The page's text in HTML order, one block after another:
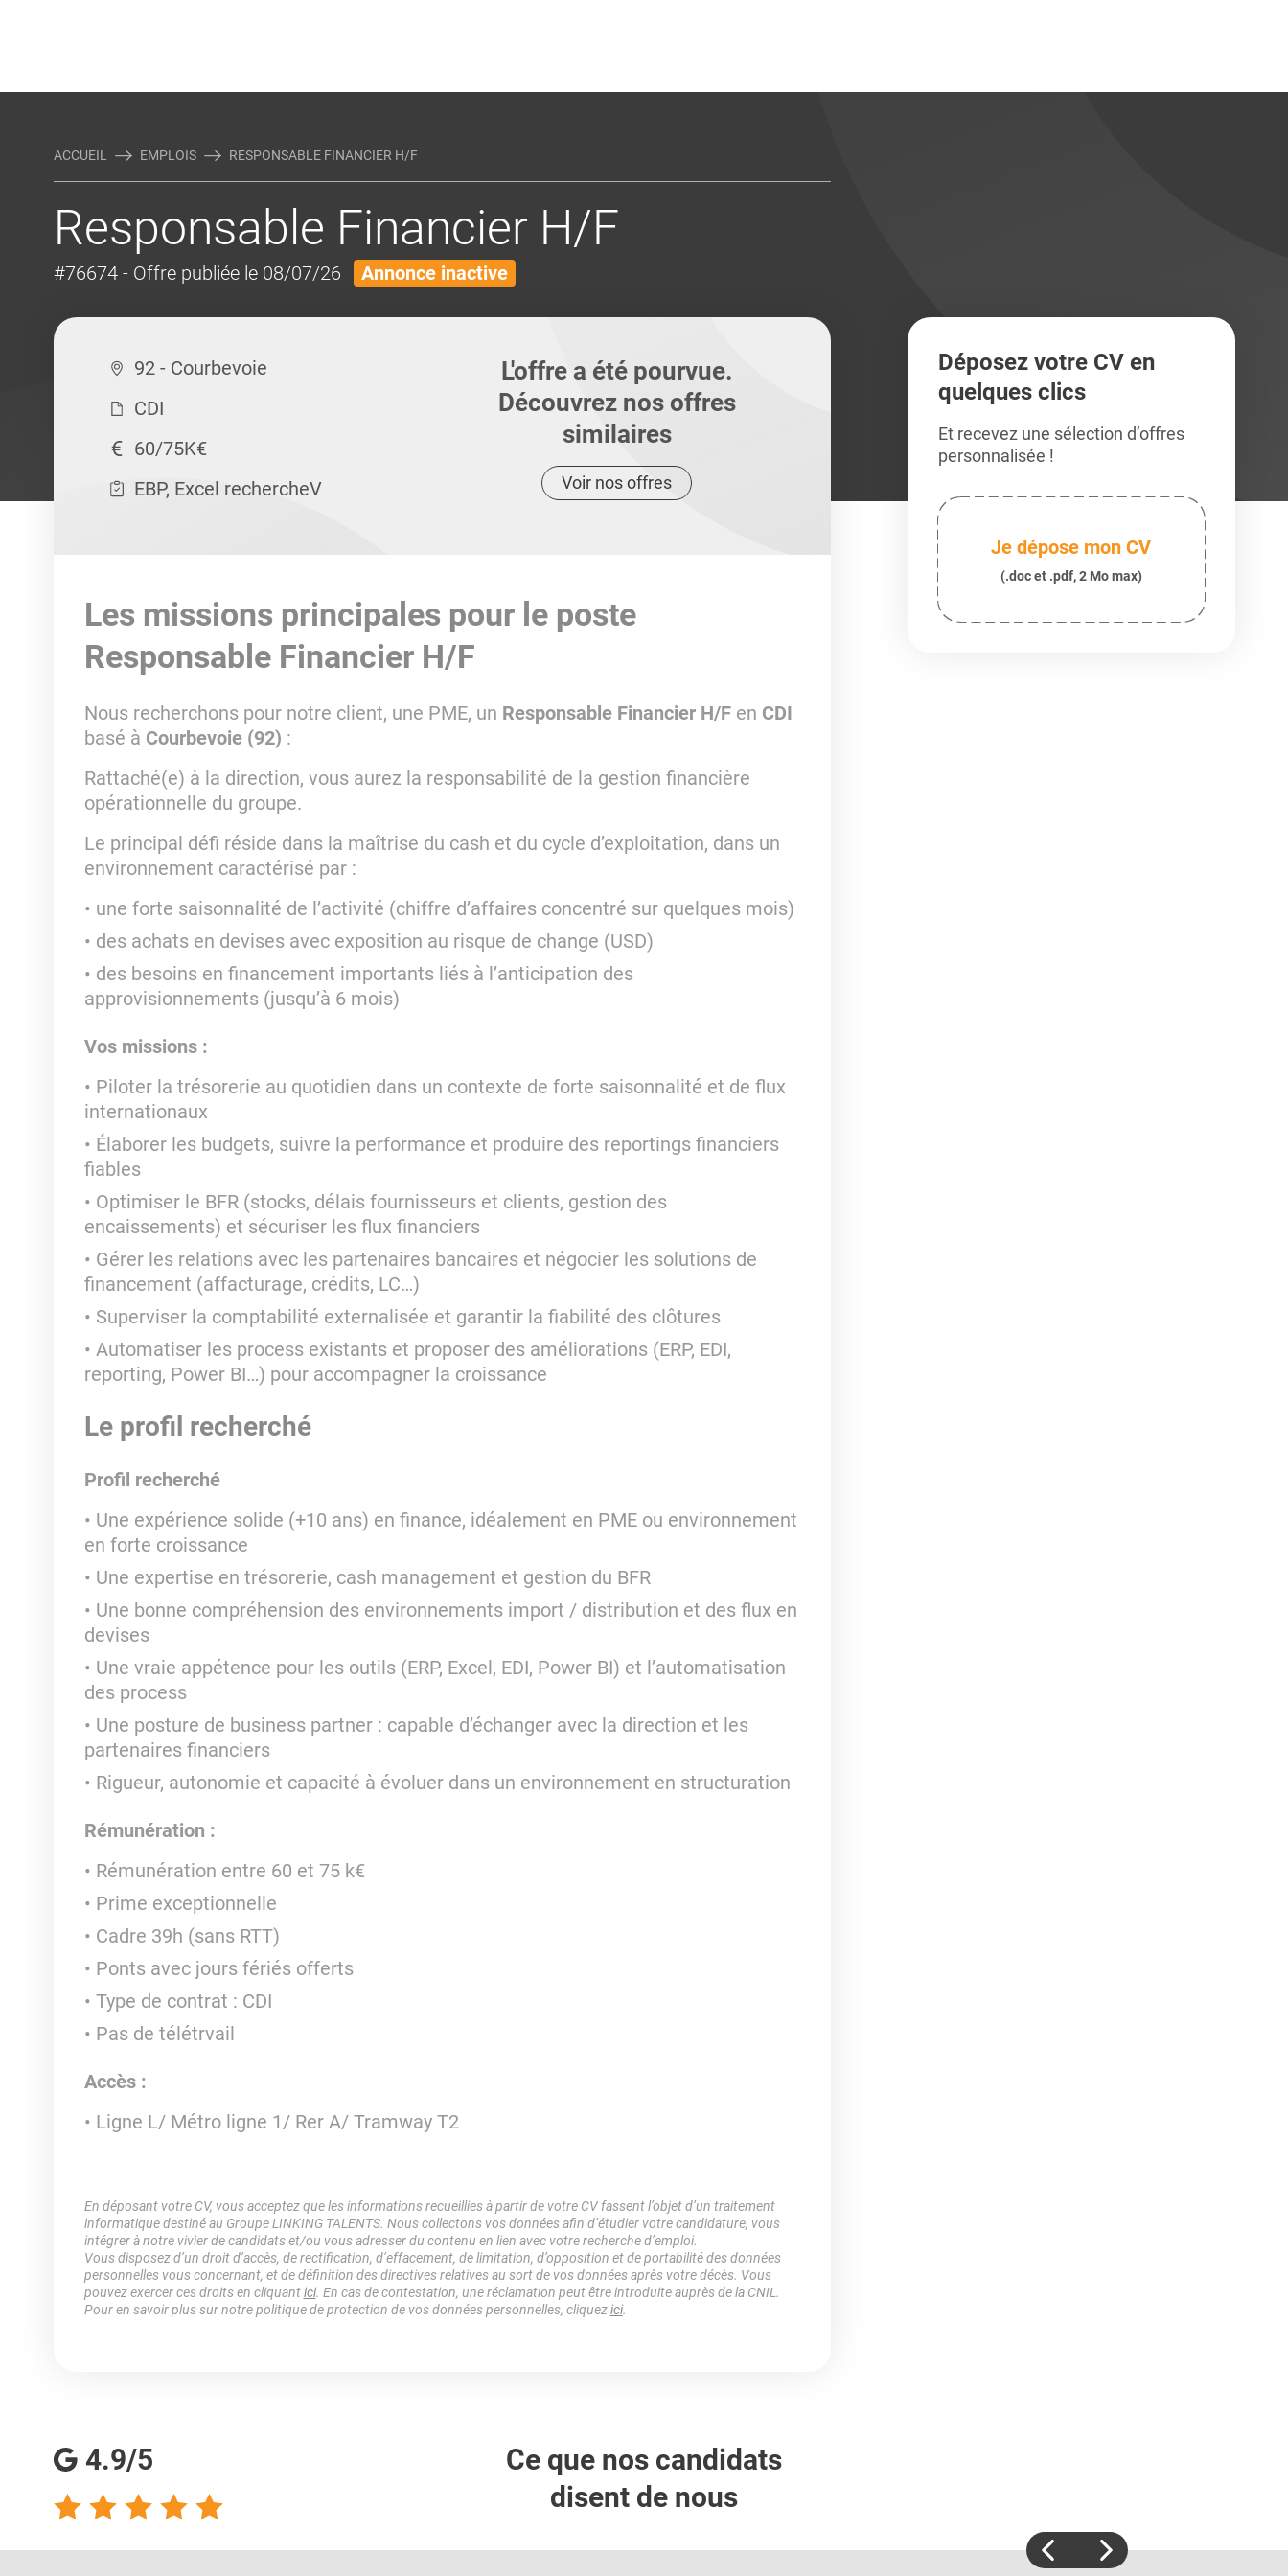
ACCUEIL EMPLOIS RESPONSABLE FINANCIER H/F
Responsable Financier H/F
#76674 - Offre publiée le 08/07/26 Annonce inactive
92 - Courbevoie
CDI
60/75K€
EBP, Excel rechercheV
L'offre a été pourvue.
Découvrez nos offres
similaires
Voir nos offres
Les missions principales pour le poste
Responsable Financier H/F
Nous recherchons pour notre client, une PME, un Responsable Financier H/Fen CDI
basé à Courbevoie (92) :
Rattaché(e) à la direction, vous aurez la responsabilité de la gestion financière
opérationnelle du groupe.
Le principal défi réside dans la maîtrise du cash et du cycle d’exploitation, dans un
environnement caractérisé par :
une forte saisonnalité de l’activité (chiffre d’affaires concentré sur quelques mois)
des achats en devises avec exposition au risque de change (USD)
des besoins en financement importants liés à l’anticipation des
approvisionnements (jusqu’à 6 mois)
Vos missions :
Piloter la trésorerie au quotidien dans un contexte de forte saisonnalité et de flux
internationaux
Élaborer les budgets, suivre la performance et produire des reportings financiers
fiables
Optimiser le BFR (stocks, délais fournisseurs et clients, gestion des
encaissements) et sécuriser les flux financiers
Gérer les relations avec les partenaires bancaires et négocier les solutions de
financement (affacturage, crédits, LC…)
Superviser la comptabilité externalisée et garantir la fiabilité des clôtures
Automatiser les process existants et proposer des améliorations (ERP, EDI,
reporting, Power BI…) pour accompagner la croissance
Le profil recherché
Profil recherché
Une expérience solide (+10 ans) en finance, idéalement en PME ou environnement
en forte croissance
Une expertise en trésorerie, cash management et gestion du BFR
Une bonne compréhension des environnements import / distribution et des flux en
devises
Une vraie appétence pour les outils (ERP, Excel, EDI, Power BI) et l’automatisation
des process
Une posture de business partner : capable d’échanger avec la direction et les
partenaires financiers
Rigueur, autonomie et capacité à évoluer dans un environnement en structuration
Rémunération :
Rémunération entre 60 et 75 k€
Prime exceptionnelle
Cadre 39h (sans RTT)
Ponts avec jours fériés offerts
Type de contrat : CDI
Pas de télétrvail
Accès :
Ligne L/ Métro ligne 1/ Rer A/ Tramway T2
En déposant votre CV, vous acceptez que les informations recueillies à partir de votre CV fassent l’objet d’un traitement
informatique destiné au Groupe LINKING TALENTS. Nous collectons vos données afin d’étudier votre candidature, vous
intégrer à notre vivier de candidats et/ou vous adresser du contenu en lien avec votre recherche d’emploi.
Vous disposez d’un droit d’accès, de rectification, d’effacement, de limitation, d’opposition et de portabilité des données
personnelles vous concernant, et de définition des directives relatives au sort de vos données après votre décès. Vous
pouvez exercer ces droits en cliquantici. En cas de contestation, une réclamation peut être introduite auprès de la CNIL.
Pour en savoir plus sur notre politique de protection de vos données personnelles, cliquezici.
Déposez votre CV en
quelques clics
Et recevez une sélection d’offres
personnalisée !
Je dépose mon CV
(.doc et .pdf, 2 Mo max)
4.9/5
Ce que nos candidats
disent de nous